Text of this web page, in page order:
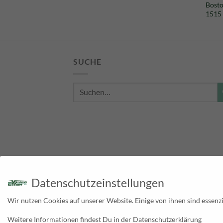
1515
SUCHE
Suche
Datenschutzeinstellungen
Wir nutzen Cookies auf unserer Website. Einige von ihnen sind
Weitere Informationen findest Du in der Datenschutzerklärung